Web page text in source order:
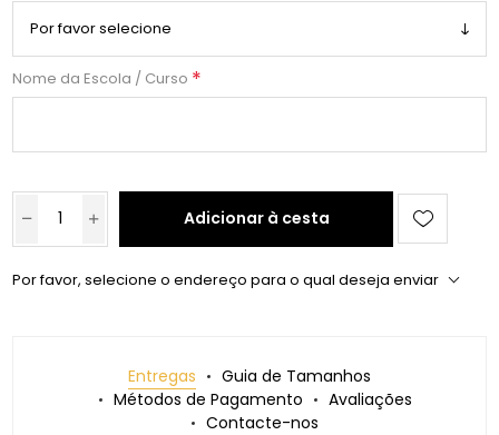
Nome da Escola / Curso *
Adicionar à cesta
Por favor, selecione o endereço para o qual deseja enviar
Entregas
Guia de Tamanhos
Métodos de Pagamento
Avaliações
Contacte-nos